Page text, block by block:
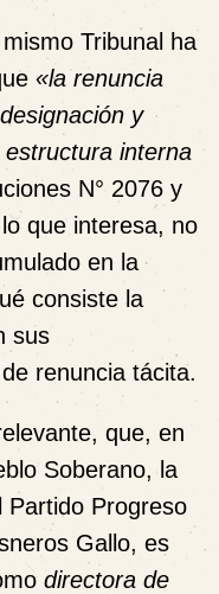
Tribunal ha
«la renuncia
y
interna
N° 2076 y
que interesa, no
en la
consiste la
sus
renuncia tácita.
que, en
Soberano, la
Partido Progreso
Gallo, es
directora de